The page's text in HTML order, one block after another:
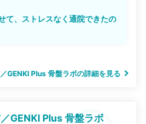
て、ストレスなく通院できたの
GENKI Plus 骨盤ラボの詳細を見る
GENKI Plus 骨盤ラボ